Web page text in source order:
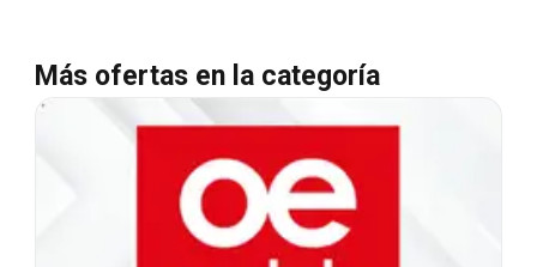
Más ofertas en la categoría